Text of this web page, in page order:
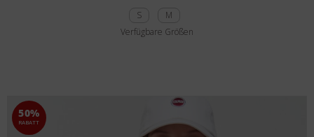
S
M
Verfügbare Größen
50%
RABATT